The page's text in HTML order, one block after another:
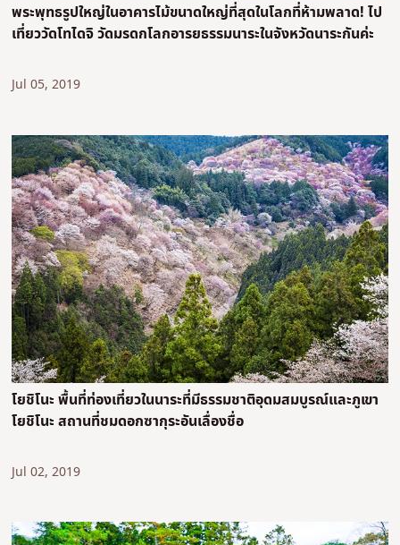
พระพุทธรูปใหญ่ในอาคารไม้ขนาดใหญ่ที่สุดในโลกที่ห้ามพลาด! ไป
เที่ยววัดโทไดจิ วัดมรดกโลกอารยธรรมนาระในจังหวัดนาระกันค่ะ
Jul 05, 2019
โยชิโนะ พื้นที่ท่องเที่ยวในนาระที่มีธรรมชาติอุดมสมบูรณ์และภูเขา
โยชิโนะ สถานที่ชมดอกซากุระอันเลื่องชื่อ
Jul 02, 2019